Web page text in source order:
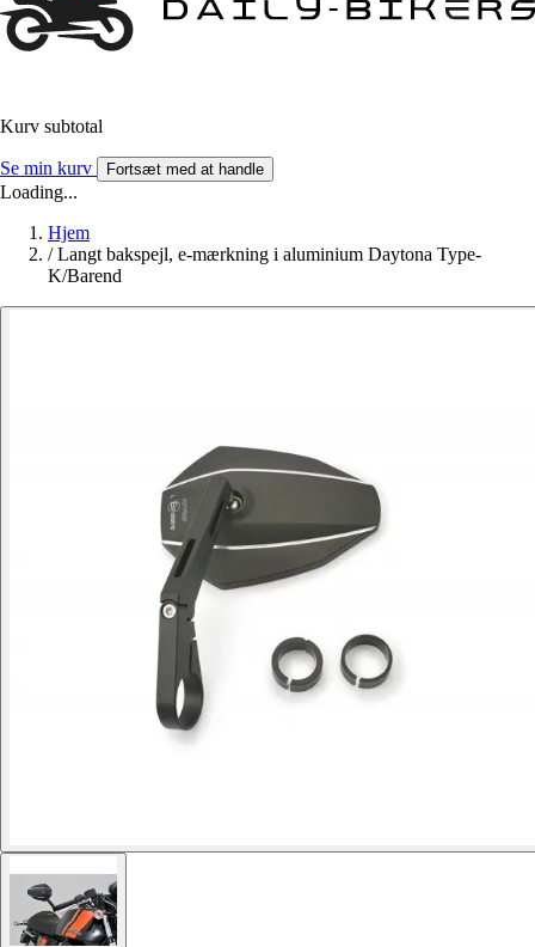
Kurv subtotal
Se min kurv Fortsæt med at handle
Loading...
Hjem
/ Langt bakspejl, e-mærkning i aluminium Daytona Type-
K/Barend